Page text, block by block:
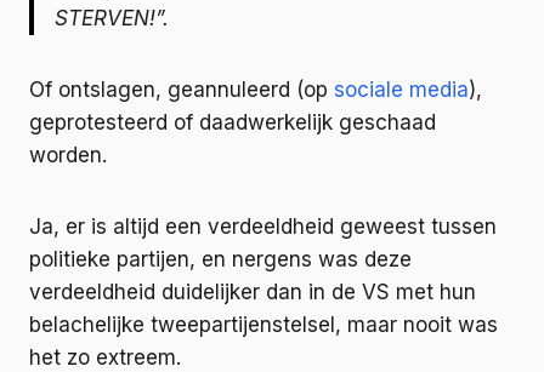
STERVEN!”.
Of ontslagen, geannuleerd (op sociale media),
geprotesteerd of daadwerkelijk geschaad
worden.
Ja, er is altijd een verdeeldheid geweest tussen
politieke partijen, en nergens was deze
verdeeldheid duidelijker dan in de VS met hun
belachelijke tweepartijenstelsel, maar nooit was
het zo extreem.